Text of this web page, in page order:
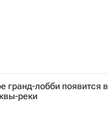
гранд-лобби появится в
реки